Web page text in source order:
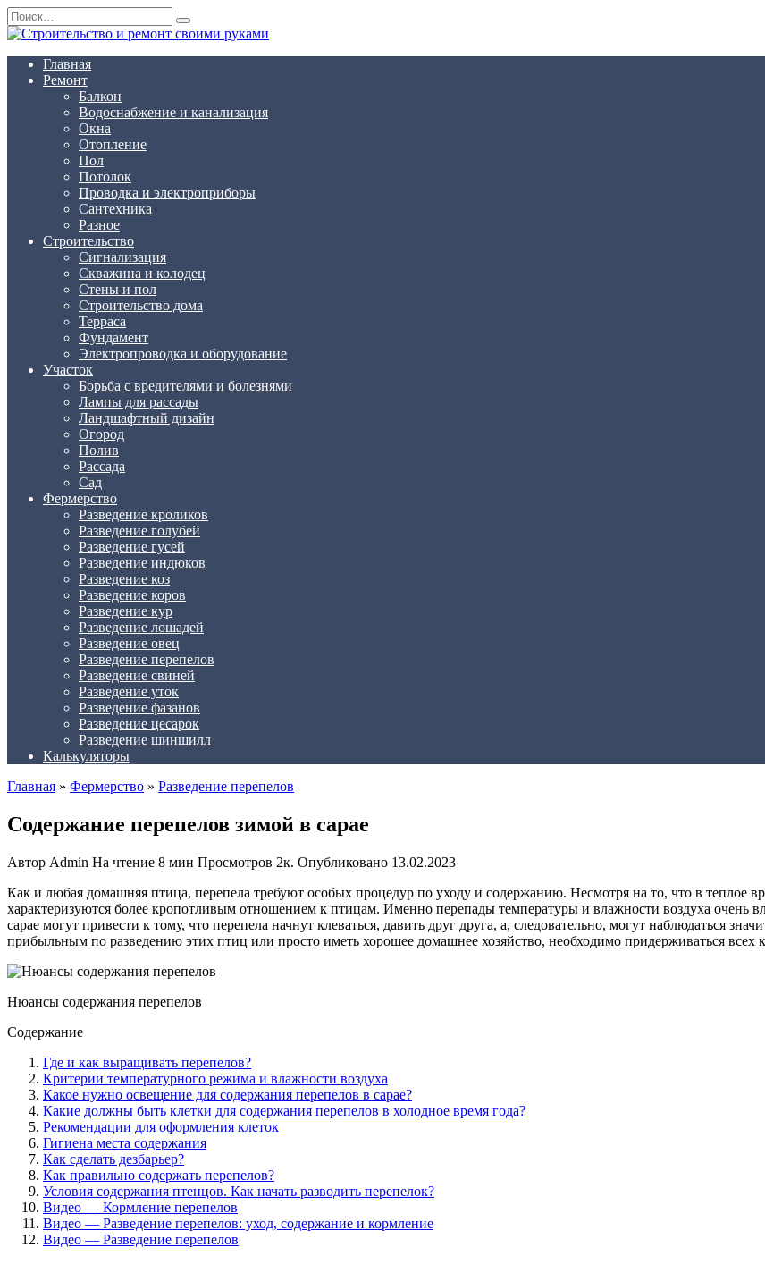
Перейти
к
содержанию
Search
for:
Главная
Ремонт
Балкон
Водоснабжение и канализация
Окна
Отопление
Пол
Потолок
Проводка и электроприборы
Сантехника
Разное
Строительство
Сигнализация
Скважина и колодец
Стены и пол
Строительство дома
Терраса
Фундамент
Электропроводка и оборудование
Участок
Борьба с вредителями и болезнями
Лампы для рассады
Ландшафтный дизайн
Огород
Полив
Рассада
Сад
Фермерство
Разведение кроликов
Разведение голубей
Разведение гусей
Разведение индюков
Разведение коз
Разведение коров
Разведение кур
Разведение лошадей
Разведение овец
Разведение перепелов
Разведение свиней
Разведение уток
Разведение фазанов
Разведение цесарок
Разведение шиншилл
Калькуляторы
Главная » Фермерство » Разведение перепелов
Содержание перепелов зимой в сарае
Автор Admin На чтение 8 мин Просмотров 2к. Опубликовано 13.02.2023
Как и любая домашняя птица, перепела требуют особых процедур по уходу и содержанию. Несмотря на то, что в теплое
характеризуются более кропотливым отношением к птицам. Именно перепады температуры и влажности воздуха очень
сарае могут привести к тому, что перепела начнут клеваться, давить друг друга, а, следовательно, могут наблюдаться
прибыльным по разведению этих птиц или просто иметь хорошее домашнее хозяйство, необходимо придерживаться всех
Нюансы содержания перепелов
Содержание
Где и как выращивать перепелов?
Критерии температурного режима и влажности воздуха
Какое нужно освещение для содержания перепелов в сарае?
Какие должны быть клетки для содержания перепелов в холодное время года?
Рекомендации для оформления клеток
Гигиена места содержания
Как сделать дезбарьер?
Как правильно содержать перепелов?
Условия содержания птенцов. Как начать разводить перепелок?
Видео — Кормление перепелов
Видео — Разведение перепелов: уход, содержание и кормление
Видео — Разведение перепелов